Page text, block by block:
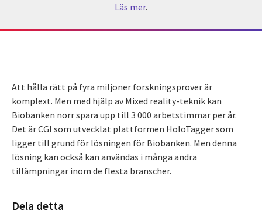
Läs mer.
Att hålla rätt på fyra miljoner forskningsprover är
komplext. Men med hjälp av Mixed reality-teknik kan
Biobanken norr spara upp till 3 000 arbetstimmar per år.
Det är CGI som utvecklat plattformen HoloTagger som
ligger till grund för lösningen för Biobanken. Men denna
lösning kan också kan användas i många andra
tillämpningar inom de flesta branscher.
Dela detta